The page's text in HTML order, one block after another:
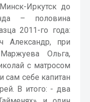
Иркутск до
– половина
2011-го года:
Александр, при
Ольга,
с матросом
сам себе капитан
В итого: - два